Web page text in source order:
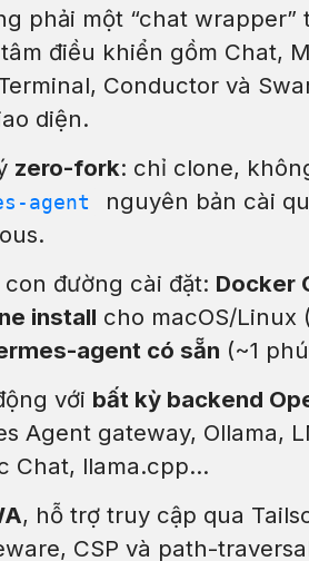
phải một “chat
điều khiển gồm Chat,
Conductor và
diện.
zero-fork: chỉ clone,
agent
nguyên bản cài
con đường cài đặt: Docker
install cho macOS/Linux
agent có sẵn (~1
với bất kỳ backend
Agent gateway, Ollama,
Chat, llama.cpp…
, hỗ trợ truy cập qua
CSP và path-